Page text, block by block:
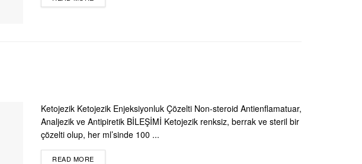
Ketojezik Ketojezik Enjeksiyonluk Çözelti Non-steroid Antienflamatuar,
Analjezik ve Antipiretik BİLEŞİMİ Ketojezik renksiz, berrak ve steril bir
çözelti olup, her ml’sinde 100 ...
READ MOREDETAILS